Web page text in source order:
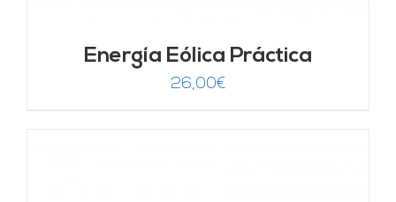
Energía Eólica Práctica
26,00€